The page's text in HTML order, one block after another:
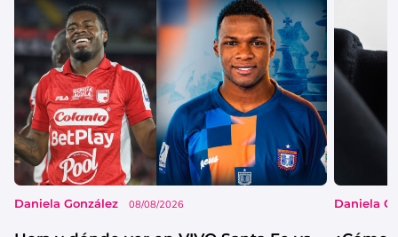
Daniela González 08/08/2026 Daniela